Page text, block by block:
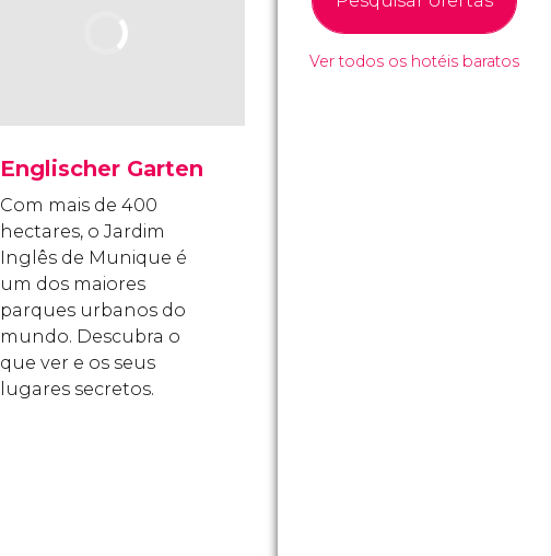
Englischer Garten
Com mais de 400
hectares, o Jardim
Inglês de Munique é
um dos maiores
parques urbanos do
mundo. Descubra o
que ver e os seus
lugares secretos.
Ver todos os hotéis baratos